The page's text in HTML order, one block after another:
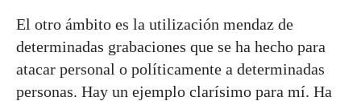
El otro ámbito es la utilización mendaz de
determinadas grabaciones que se ha hecho para
atacar personal o políticamente a determinadas
personas. Hay un ejemplo clarísimo para mí. Ha